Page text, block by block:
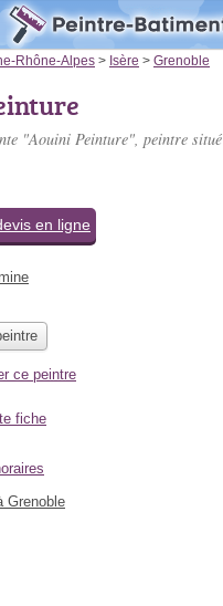
Rhône-Alpes > Isère > Grenoble
"Aouini Peinture", peintre situé
en ligne
ce peintre
fiche
Grenoble